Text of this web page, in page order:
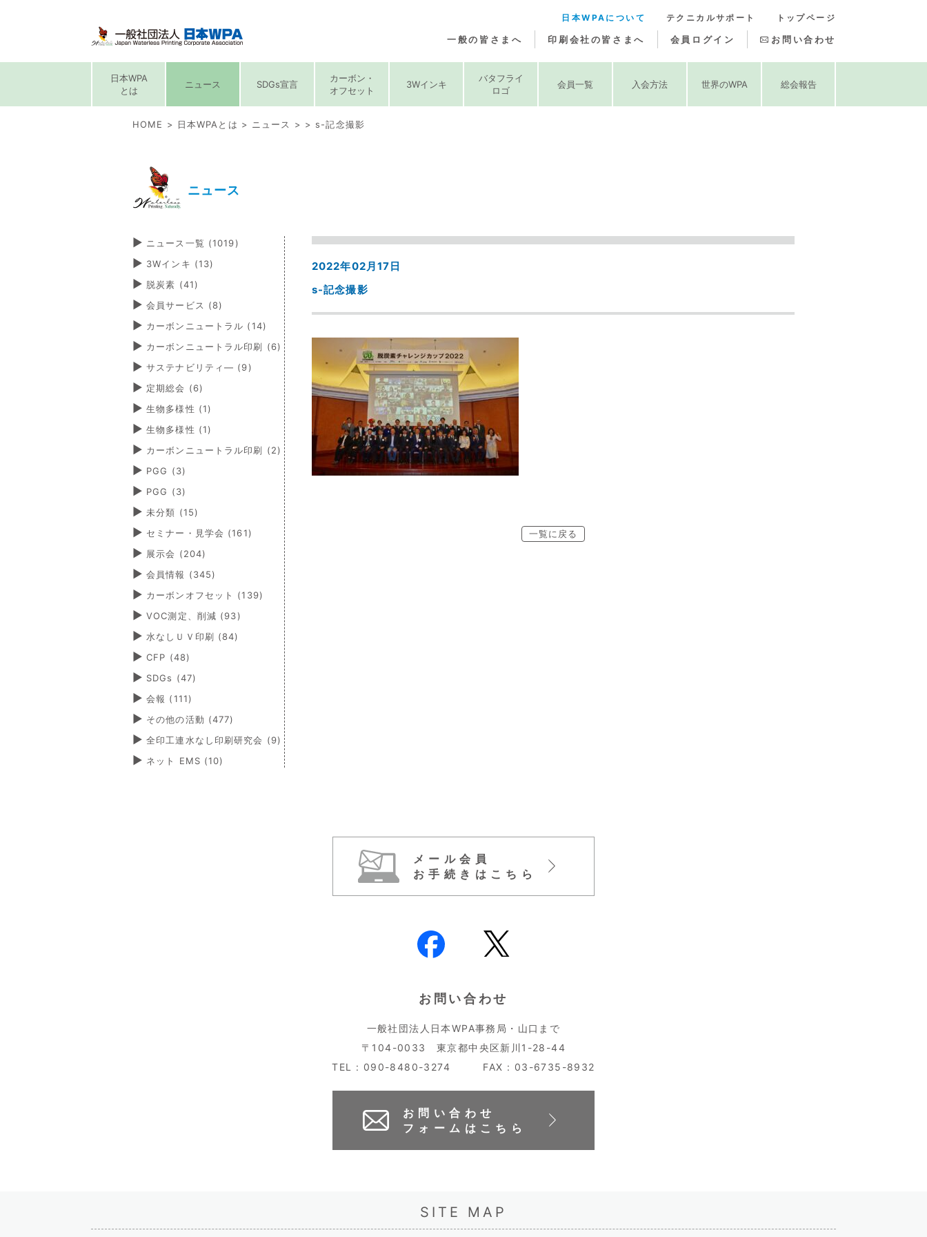
一般の皆さまへ 印刷会社の皆さまへ 会員ログイン お問い合わせ
日本WPAについて テクニカルサポート トップページ
日本WPA
とは
ニュース SDGs宣言
カーボン・
オフセット
3Wインキ
バタフライ
ロゴ
会員一覧 入会方法 世界のWPA 総会報告
HOME 日本WPAとは ニュース s-記念撮影
ニュース
2022年02月17日
s-記念撮影
一覧に戻る
ニュース一覧 (1019)
3Wインキ (13)
脱炭素 (41)
会員サービス (8)
カーボンニュートラル (14)
カーボンニュートラル印刷 (6)
サステナビリティ― (9)
定期総会 (6)
生物多様性 (1)
生物多様性 (1)
カーボンニュートラル印刷 (2)
PGG (3)
PGG (3)
未分類 (15)
セミナー・見学会 (161)
展示会 (204)
会員情報 (345)
カーボンオフセット
(139)
VOC測定、削減 (93)
水なしＵＶ印刷 (84)
CFP (48)
SDGs (47)
会報 (111)
その他の活動 (477)
全印工連水なし印刷研究会 (9)
ネット EMS (10)
メール会員
お手続きはこちら
お問い合わせ
一般社団法人日本WPA事務局・山口まで
〒104-0033 東京都中央区新川1-28-44
TEL : 090-8480-3274
FAX : 03-6735-8932
お問い合わせ
フォームはこちら
SITE MAP